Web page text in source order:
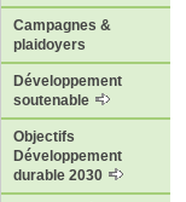
Campagnes &
plaidoyers
Développement
soutenable
Objectifs
Développement
durable 2030